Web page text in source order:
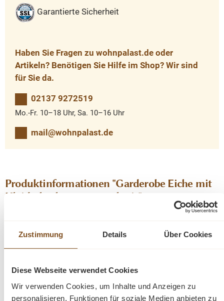
Zustimmung Details Über Cookies
Diese Webseite verwendet Cookies
Wir verwenden Cookies, um Inhalte und Anzeigen zu
personalisieren, Funktionen für soziale Medien anbieten zu
Garantierte Sicherheit
Haben Sie Fragen zu wohnpalast.de oder
Artikeln? Benötigen Sie Hilfe im Shop? Wir sind
für Sie da.
02137 9272519
Mo.-Fr. 10–18 Uhr, Sa. 10–16 Uhr
mail@wohnpalast.de
Produktinformationen "Garderobe Eiche mit
Kleiderhacken - 140 cm breit"
hochwertiges, zeitloses Möbelstück, welches beim
ideale Verbindung von Organisation und Präsentation
elegante Weise Funktionalität und Ästhetik. Es bietet